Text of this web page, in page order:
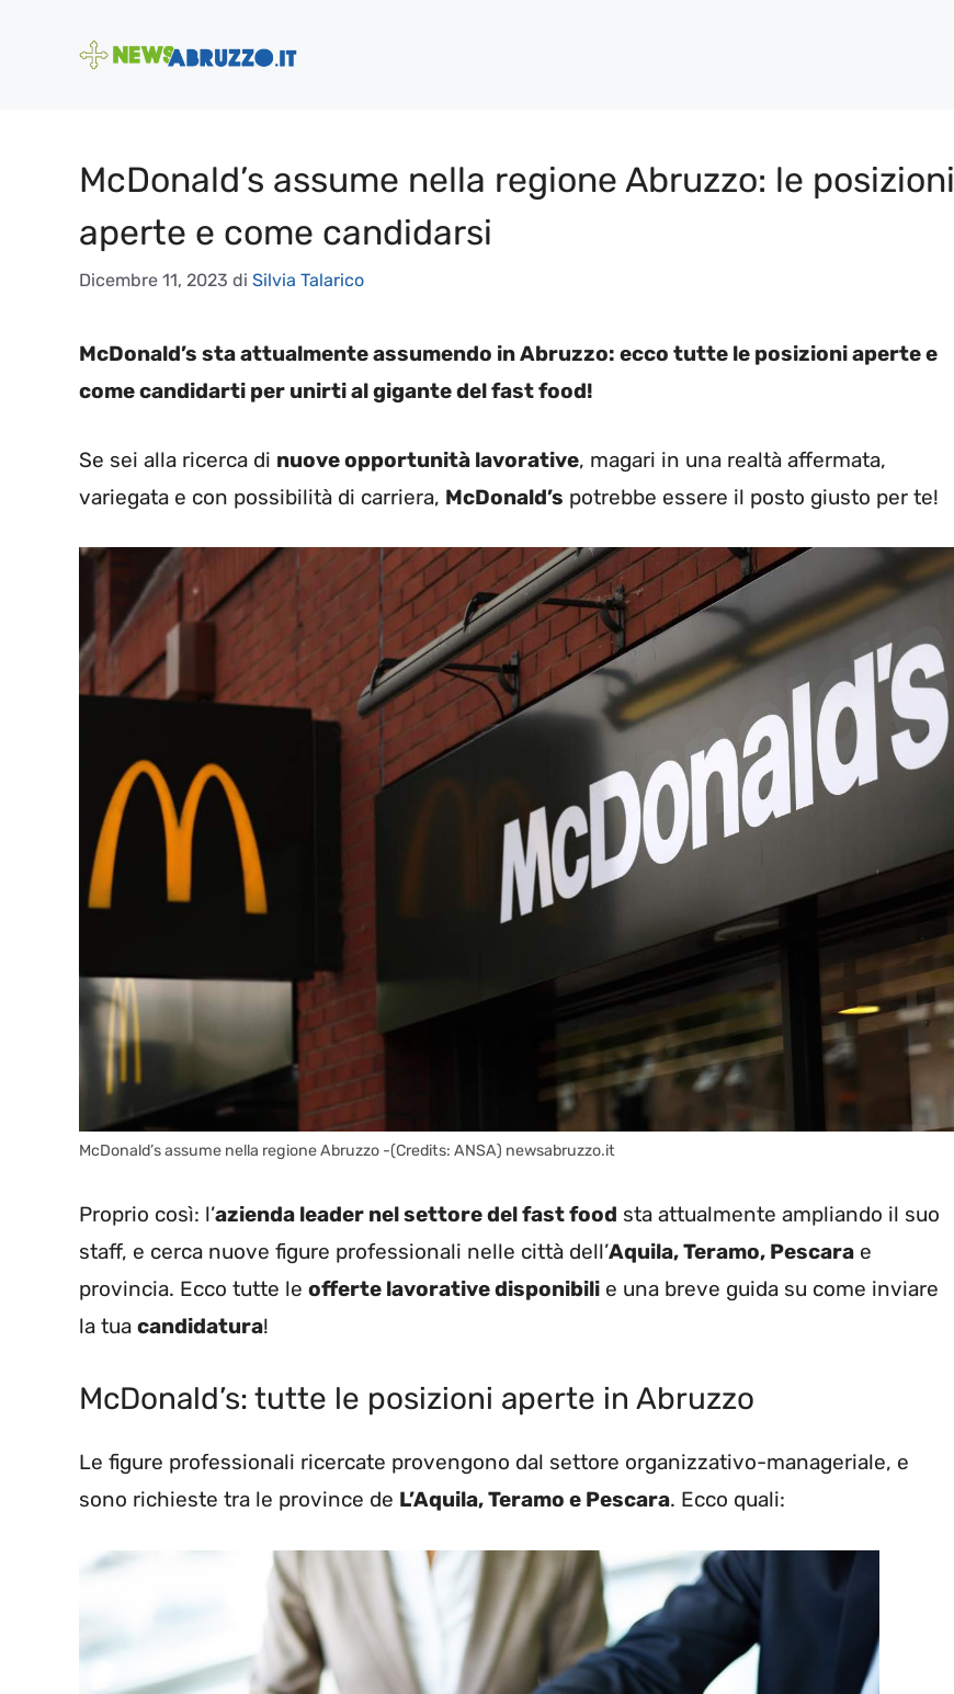
McDonald’s assume nella regione Abruzzo: le posizioni
aperte e come candidarsi
Dicembre 11, 2023 di Silvia Talarico
McDonald’s sta attualmente assumendo in Abruzzo: ecco tutte le posizioni aperte e
come candidarti per unirti al gigante del fast food!
Se sei alla ricerca di nuove opportunità lavorative, magari in una realtà affermata,
variegata e con possibilità di carriera, McDonald’s potrebbe essere il posto giusto per te!
McDonald’s assume nella regione Abruzzo -(Credits: ANSA) newsabruzzo.it
Proprio così: l’azienda leader nel settore del fast food sta attualmente ampliando il suo
staff, e cerca nuove figure professionali nelle città dell’Aquila, Teramo, Pescara e
provincia. Ecco tutte le offerte lavorative disponibili e una breve guida su come inviare
la tua candidatura!
McDonald’s: tutte le posizioni aperte in Abruzzo
Le figure professionali ricercate provengono dal settore organizzativo-manageriale, e
sono richieste tra le province de L’Aquila, Teramo e Pescara. Ecco quali: